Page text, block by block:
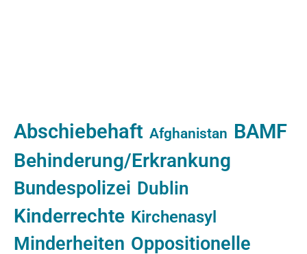
Abschiebehaft Afghanistan BAMF
Behinderung/Erkrankung
Bundespolizei Dublin
Kinderrechte Kirchenasyl
Minderheiten Oppositionelle